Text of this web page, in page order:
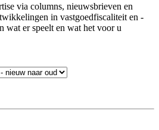
via columns, nieuwsbrieven en
in vastgoedfiscaliteit en -
wat er speelt en wat het voor u